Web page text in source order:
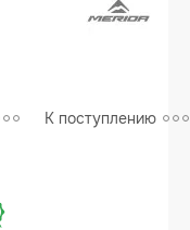
К поступлению